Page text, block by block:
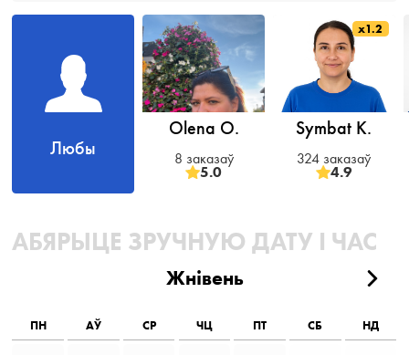
Любы
Olena O.
8 заказаў
5.0
x1.2
Symbat K.
324 заказаў
4.9
АБЯРЫЦЕ ЗРУЧНУЮ ДАТУ І ЧАС
Жнівень
ПН АЎ СР ЧЦ ПТ СБ НД